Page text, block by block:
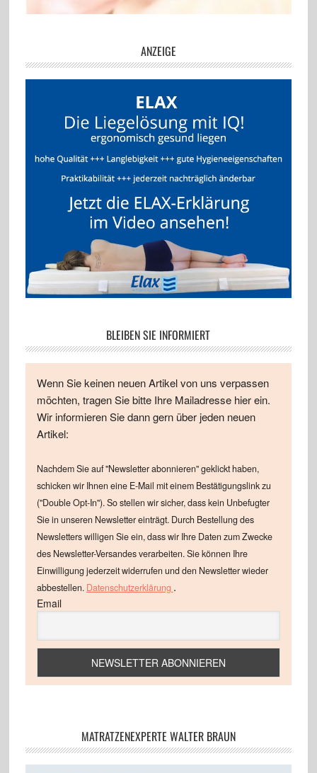
ANZEIGE
BLEIBEN SIE INFORMIERT
Wenn Sie keinen neuen Artikel von uns verpassen
möchten, tragen Sie bitte Ihre Mailadresse hier ein.
Wir informieren Sie dann gern über jeden neuen
Artikel:
Nachdem Sie auf "Newsletter abonnieren" geklickt haben,
schicken wir Ihnen eine E-Mail mit einem Bestätigungslink zu
("Double Opt-In"). So stellen wir sicher, dass kein Unbefugter
Sie in unseren Newsletter einträgt. Durch Bestellung des
Newsletters willigen Sie ein, dass wir Ihre Daten zum Zwecke
des Newsletter-Versandes verarbeiten. Sie können Ihre
Einwilligung jederzeit widerrufen und den Newsletter wieder
abbestellen. Datenschutzerklärung .
Email
MATRATZENEXPERTE WALTER BRAUN